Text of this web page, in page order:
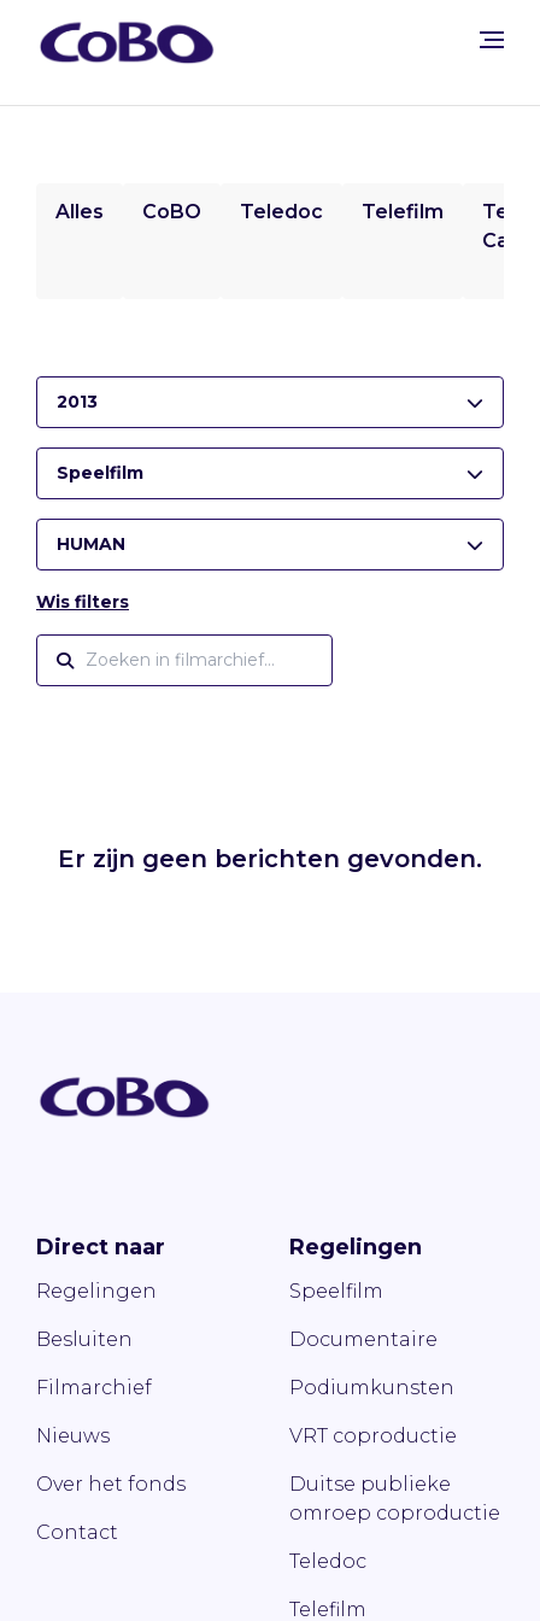
Alles CoBO Teledoc Telefilm
2013
Speelfilm
HUMAN
Wis filters
Er zijn geen berichten gevonden.
Direct naar
Regelingen
Besluiten
Filmarchief
Nieuws
Over het fonds
Contact
Regelingen
Speelfilm
Documentaire
Podiumkunsten
VRT coproductie
Duitse publieke
omroep coproductie
Teledoc
Telefilm